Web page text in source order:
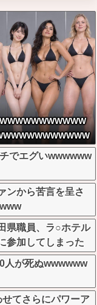
でエグいwwwwww
ンから苦言を呈さ
県職員、ラ○ホテル
参加してしまった
人が死ぬwwwwww
てさらにパワーア